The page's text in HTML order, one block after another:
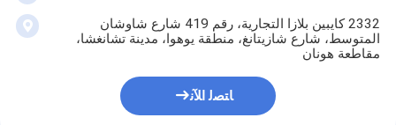
2332 كايبين بلازا التجارية، رقم 419 شارع شاوشان
المتوسط، شارع شازيتانغ، منطقة يوهوا، مدينة تشانغشا،
مقاطعة هونان
ﺎﺘﺼﻟ ﺍﻶﻧ